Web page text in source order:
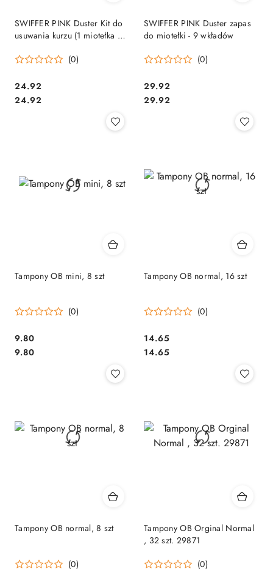
SWIFFER PINK Duster Kit do
usuwania kurzu (1 miotełka +
(0)
Cena:
24.92
Cena:
24.92
SWIFFER PINK Duster zapas
do miotełki - 9 wkładów
(0)
Cena:
29.92
Cena:
29.92
Tampony OB mini, 8 szt
(0)
Cena:
9.80
Cena:
9.80
Tampony OB normal, 16 szt
(0)
Cena:
14.65
Cena:
14.65
Tampony OB normal, 8 szt
(0)
Tampony OB Orginal Normal
, 32 szt. 29871
(0)